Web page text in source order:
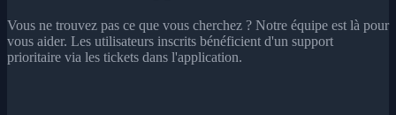
Vous ne trouvez pas ce que vous cherchez ? Notre équipe est là pour
vous aider. Les utilisateurs inscrits bénéficient d'un support
prioritaire via les tickets dans l'application.